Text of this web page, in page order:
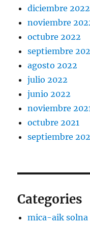
diciembre 2022
noviembre
octubre 2022
septiembre
agosto 2022
julio 2022
junio 2022
noviembre
octubre 2021
septiembre
Categories
mica-aik solna